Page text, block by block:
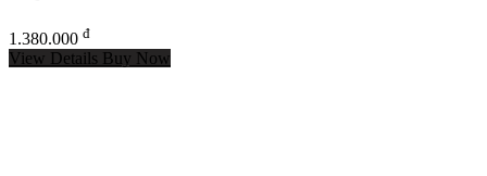
1.380.000 đ
View Details Buy Now